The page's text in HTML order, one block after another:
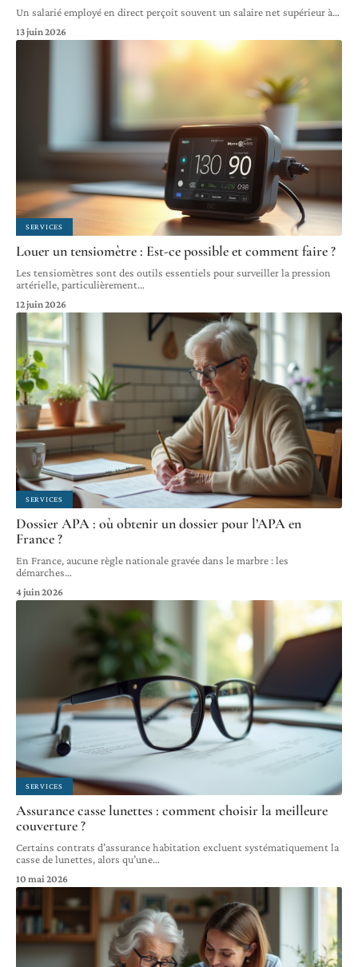
Un salarié employé en direct perçoit souvent un salaire net supérieur à…
13 juin 2026
SERVICES
Louer un tensiomètre : Est-ce possible et comment faire ?
Les tensiomètres sont des outils essentiels pour surveiller la pression
artérielle, particulièrement…
12 juin 2026
SERVICES
Dossier APA : où obtenir un dossier pour l’APA en
France ?
En France, aucune règle nationale gravée dans le marbre : les
démarches…
4 juin 2026
SERVICES
Assurance casse lunettes : comment choisir la meilleure
couverture ?
Certains contrats d’assurance habitation excluent systématiquement la
casse de lunettes, alors qu’une…
10 mai 2026